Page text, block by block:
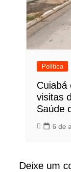
Política
Cuiabá
visitas
Saúde
6 de
Deixe um